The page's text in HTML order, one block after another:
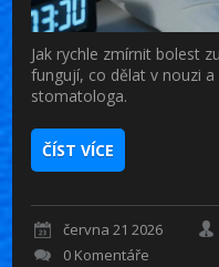
Jak rychle zmírnit bolest
fungují, co dělat v nouzi
stomatologa.
ČÍST VÍCE
června 21 2026
0 Komentáře